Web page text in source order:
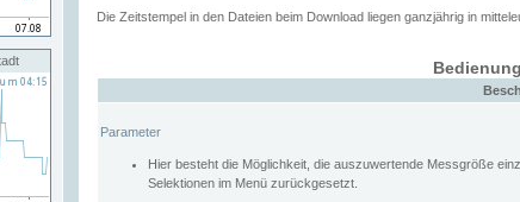
Die Zeitstempel in den Dateien beim Download liegen ganzjährig in
Parameter
Hier besteht die Möglichkeit, die auszuwertende Messgröße
Selektionen im Menü zurückgesetzt.